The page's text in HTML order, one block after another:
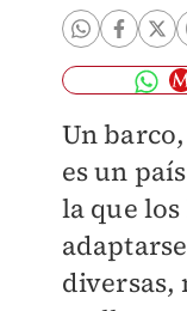
Un
es un
la que